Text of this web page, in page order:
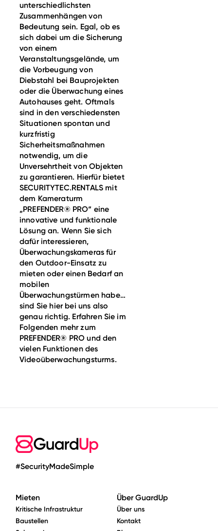
unterschiedlichsten
Zusammenhängen von
Bedeutung sein. Egal, ob es
sich dabei um die Sicherung
von einem
Veranstaltungsgelände, um
die Vorbeugung von
Diebstahl bei Bauprojekten
oder die Überwachung eines
Autohauses geht. Oftmals
sind in den verschiedensten
Situationen spontan und
kurzfristig
Sicherheitsmaßnahmen
notwendig, um die
Unversehrtheit von Objekten
zu garantieren. Hierfür bietet
SECURITYTEC.RENTALS mit
dem Kameraturm
„PREFENDER® PRO“ eine
innovative und funktionale
Lösung an. Wenn Sie sich
dafür interessieren,
Überwachungskameras für
den Outdoor-Einsatz zu
mieten oder einen Bedarf an
mobilen
Überwachungstürmen haben,
sind Sie hier bei uns also
genau richtig. Erfahren Sie im
Folgenden mehr zum
PREFENDER® PRO und den
vielen Funktionen des
Videoüberwachungsturms.
#SecurityMadeSimple
Mieten
Kritische Infrastruktur
Baustellen
Über GuardUp
Über uns
Kontakt